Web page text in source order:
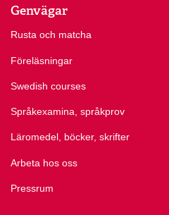
Genvägar
Rusta och matcha
Föreläsningar
Swedish courses
Språkexamina, språkprov
Läromedel, böcker, skrifter
Arbeta hos oss
Pressrum